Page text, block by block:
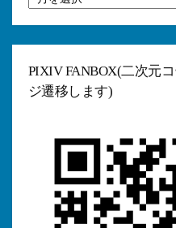
ー
カ
PIXIV FANBOX(二次元
ジ遷移します)